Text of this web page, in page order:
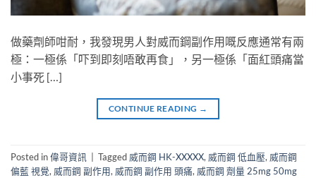
做藥劑師咁耐，我發現男人對威而鋼副作用嘅反應通常有兩
極：一極係「吓到即刻唔敢再食」，另一極係「面紅頭痛當
小事死 […]
CONTINUE READING →
Posted in偉哥資訊 Tagged 威而鋼 HK-XXXXX, 威而鋼 低血壓, 威而鋼
偏藍 視覺, 威而鋼 副作用, 威而鋼 副作用 頭痛, 威而鋼 劑量 25mg 50mg